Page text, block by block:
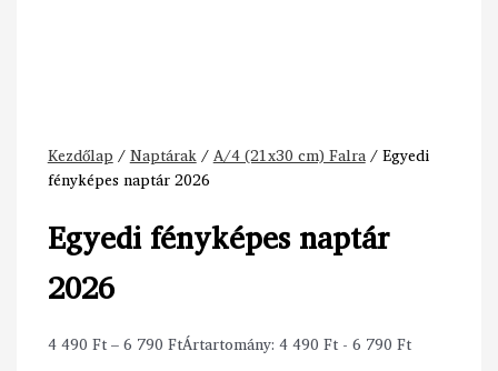
Kezdőlap /Naptárak/A/4 (21x30 cm) Falra/ Egyedi
fényképes naptár 2026
Egyedi fényképes naptár
2026
4 490 Ft–6 790 FtÁrtartomány: 4 490 Ft - 6 790 Ft